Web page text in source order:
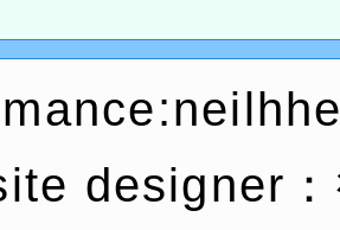
導計畫師資專業
政策研討會「原
展」
部國民及學前教
育局辦理「115年
臺灣師範大學辦
designer